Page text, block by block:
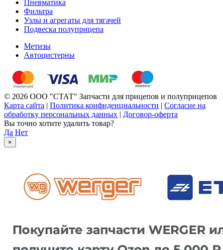
Пневматика
Фильтра
Узлы и агрегаты для тягачей
Подвеска полуприцепа
Метизы
Автоцистерны
© 2026 ООО "СТАТ" Запчасти для прицепов и полуприцепов
Карта сайта | Политика конфиденциальности | Согласие на
обработку персональных данных | Договор-оферта
Вы точно хотите удалить товар?
Да Нет
×